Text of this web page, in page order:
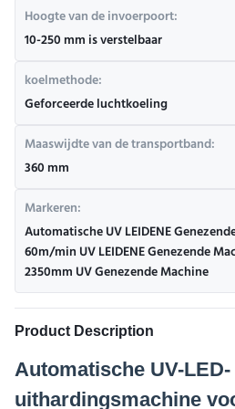
Hoogte van de invoerpoort:
10-250 mm is verstelbaar
koelmethode:
Geforceerde luchtkoeling
Maaswijdte van de transportband:
360 mm
Markeren:
Automatische UV LEIDENE
60m/min UV LEIDENE Genezende
2350mm UV Genezende Machine
Product Description
Automatische UV-LED-
uithardingsmachine